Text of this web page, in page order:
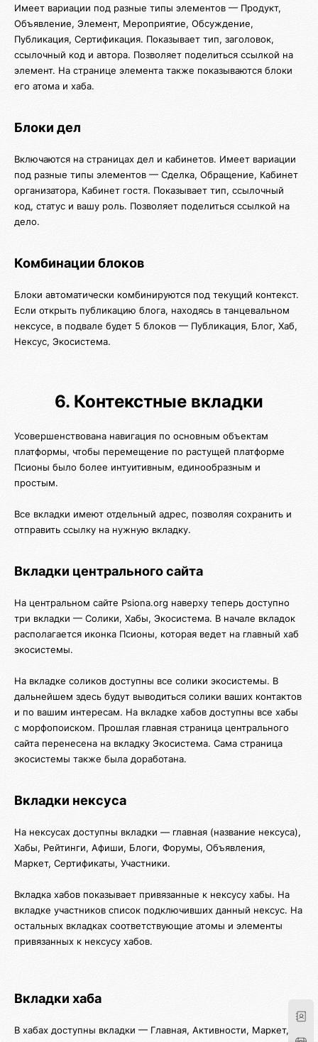
Имеет вариации под разные типы элементов — Продукт,
Объявление, Элемент, Мероприятие, Обсуждение,
Публикация, Сертификация. Показывает тип, заголовок,
ссылочный код и автора. Позволяет поделиться ссылкой на
элемент. На странице элемента также показываются блоки
его атома и хаба.
Блоки дел
Включаются на страницах дел и кабинетов. Имеет вариации
под разные типы элементов — Сделка, Обращение, Кабинет
организатора, Кабинет гостя. Показывает тип, ссылочный
код, статус и вашу роль. Позволяет поделиться ссылкой на
дело.
Комбинации блоков
Блоки автоматически комбинируются под текущий контекст.
Если открыть публикацию блога, находясь в танцевальном
нексусе, в подвале будет 5 блоков — Публикация, Блог, Хаб,
Нексус, Экосистема.
6. Контекстные вкладки
Усовершенствована навигация по основным объектам
платформы, чтобы перемещение по растущей платформе
Псионы было более интуитивным, единообразным и
простым.
Все вкладки имеют отдельный адрес, позволяя сохранить и
отправить ссылку на нужную вкладку.
Вкладки центрального сайта
На центральном сайте Psiona.org наверху теперь доступно
три вкладки — Солики, Хабы, Экосистема. В начале вкладок
располагается иконка Псионы, которая ведет на главный хаб
экосистемы.
На вкладке соликов доступны все солики экосистемы. В
дальнейшем здесь будут выводиться солики ваших контактов
и по вашим интересам. На вкладке хабов доступны все хабы
с морфопоиском. Прошлая главная страница центрального
сайта перенесена на вкладку Экосистема. Сама страница
экосистемы также была доработана.
Вкладки нексуса
На нексусах доступны вкладки — главная (название нексуса),
Хабы, Рейтинги, Афиши, Блоги, Форумы, Объявления,
Маркет, Сертификаты, Участники.
Вкладка хабов показывает привязанные к нексусу хабы. На
вкладке участников список подключивших данный нексус. На
остальных вкладках соответствующие атомы и элементы
привязанных к нексусу хабов.
Вкладки хаба
В хабах доступны вкладки — Главная, Активности, Маркет,